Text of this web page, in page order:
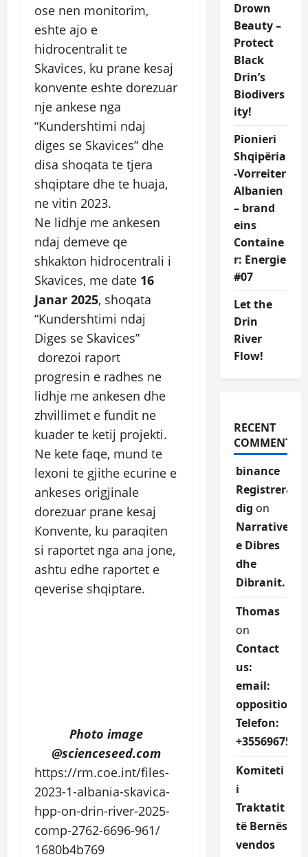
ose nen monitorim,
eshte ajo e
hidrocentralit te
Skavices, ku prane kesaj
konvente eshte dorezuar
nje ankese nga
“Kundershtimi ndaj
diges se Skavices” dhe
disa shoqata te tjera
shqiptare dhe te huaja,
ne vitin 2023.
Ne lidhje me ankesen
ndaj demeve qe
shkakton hidrocentrali i
Skavices, me date 16
Janar 2025, shoqata
“Kundershtimi ndaj
Diges se Skavices”
dorezoi raport
progresin e radhes ne
lidhje me ankesen dhe
zhvillimet e fundit ne
kuader te ketij projekti.
Ne kete faqe, mund te
lexoni te gjithe ecurine e
ankeses origjinale
dorezuar prane kesaj
Konvente, ku paraqiten
si raportet nga ana jone,
ashtu edhe raportet e
qeverise shqiptare.
Photo image
@scienceseed.com
https://rm.coe.int/files-
2023-1-albania-skavica-
hpp-on-drin-river-2025-
comp-2762-6696-961/
1680b4b769
Drown
Beauty –
Protect
Black
Drin’s
Biodivers
ity!
Pionieri
Shqipëria
-Vorreiter
Albanien
– brand
eins
Containe
r: Energie
#07
Let the
Drin
River
Flow!
RECENT
COMMENTS
binance
Registrera
dig on
Narrative
e Dibres
dhe
Dibranit.
Thomas
on
Contact
us:
email:
Telefon:
Komiteti
i
Traktatit
të Bernës
vendos